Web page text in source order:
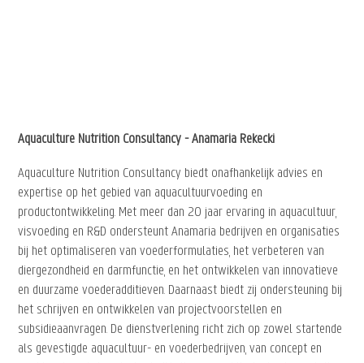
expertise op het gebied van aquacultuurvoeding en
productontwikkeling. Met meer dan 20 jaar ervaring in aquacultuur,
visvoeding en R&D ondersteunt Anamaria bedrijven en organisaties
bij het optimaliseren van voederformulaties, het verbeteren van
diergezondheid en darmfunctie, en het ontwikkelen van innovatieve
en duurzame voederadditieven. Daarnaast biedt zij ondersteuning bij
het schrijven en ontwikkelen van projectvoorstellen en
subsidieaanvragen. De dienstverlening richt zich op zowel startende
als gevestigde aquacultuur- en voederbedrijven, van concept en
marktanalyse tot projectontwikkeling en praktische implementatie.